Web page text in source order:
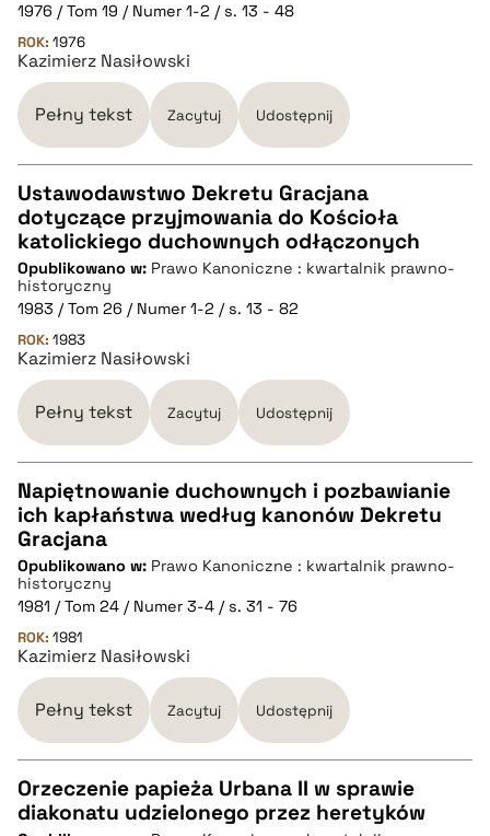
BIBTEX
pobierz cytat
1976 / Tom 19 / Numer 1-2 / s. 13 - 48
ROK: 1976
Kazimierz Nasiłowski
Pełny tekst Zacytuj Udostępnij
CZYSTY TEKST
pobierz cytat
BIBTEX
pobierz cytat
Ustawodawstwo Dekretu Gracjana
dotyczące przyjmowania do Kościoła
katolickiego duchownych odłączonych
Opublikowano w: Prawo Kanoniczne : kwartalnik prawno-
historyczny
1983 / Tom 26 / Numer 1-2 / s. 13 - 82
ROK: 1983
Kazimierz Nasiłowski
Pełny tekst Zacytuj Udostępnij
CZYSTY TEKST
pobierz cytat
BIBTEX
pobierz cytat
Napiętnowanie duchownych i pozbawianie
ich kapłaństwa według kanonów Dekretu
Gracjana
Opublikowano w: Prawo Kanoniczne : kwartalnik prawno-
historyczny
1981 / Tom 24 / Numer 3-4 / s. 31 - 76
ROK: 1981
Kazimierz Nasiłowski
Pełny tekst Zacytuj Udostępnij
Orzeczenie papieża Urbana II w sprawie
diakonatu udzielonego przez heretyków